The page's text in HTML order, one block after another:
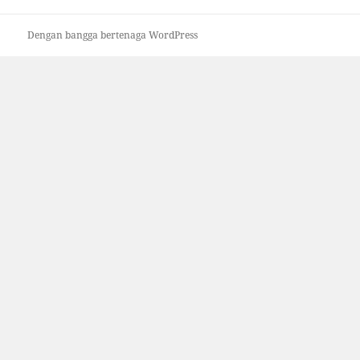
Dengan bangga bertenaga WordPress